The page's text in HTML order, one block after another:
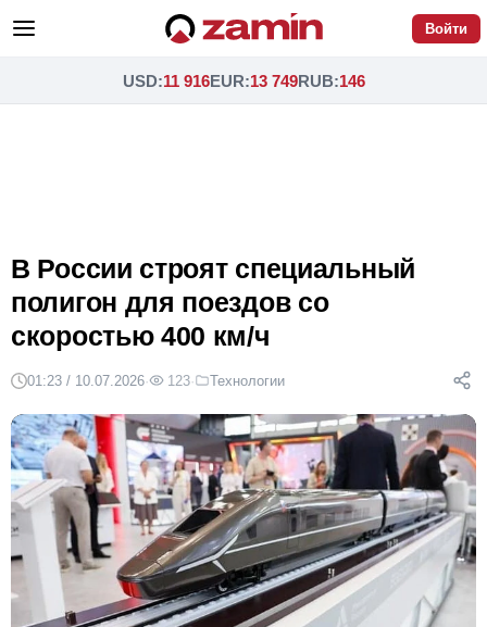
Войти
USD:11 916EUR:13 749RUB:146
В России строят специальный
полигон для поездов со
скоростью 400 км/ч
01:23 / 10.07.2026· 123· Технологии